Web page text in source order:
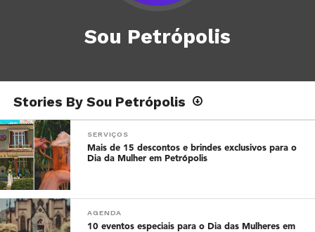
Sou Petrópolis
Stories By Sou Petrópolis
SERVIÇOS
Mais de 15 descontos e brindes exclusivos para o
Dia da Mulher em Petrópolis
AGENDA
10 eventos especiais para o Dia das Mulheres em